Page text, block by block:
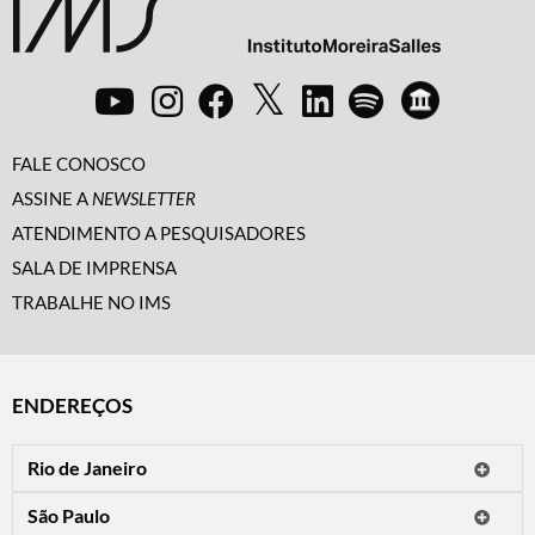
FALE CONOSCO
ASSINE A NEWSLETTER
ATENDIMENTO A PESQUISADORES
SALA DE IMPRENSA
TRABALHE NO IMS
ENDEREÇOS
Rio de Janeiro
Horário de visitação: a programação do IMS no Rio de Janeiro será
São Paulo